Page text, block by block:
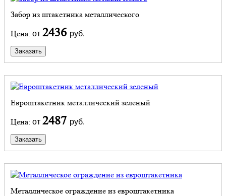
Забор из штакетника металлического
Цена: от 2436 руб.
Заказать
Евроштакетник металлический зеленый
Цена: от 2487 руб.
Заказать
Металлическое ограждение из евроштакетника